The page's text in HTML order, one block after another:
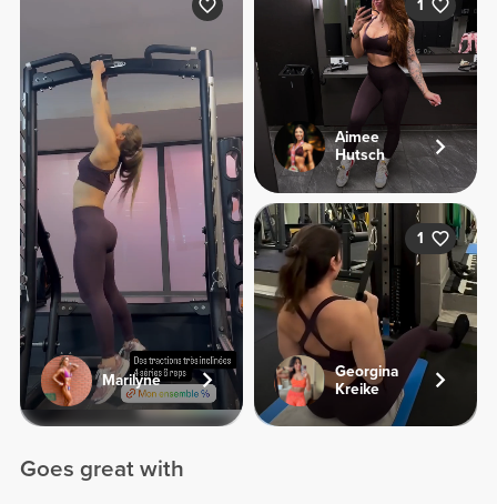
Marilyne
1
Aimee
Hutsch
1
Georgina
Kreike
Goes great with